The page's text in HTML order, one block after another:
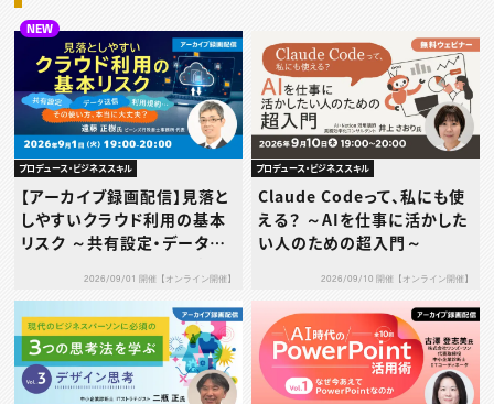
NEW
プロデュース・ビジネススキル
【アーカイブ録画配信】見落と
しやすいクラウド利用の基本
リスク ～共有設定・データ送
当に大丈夫？～2026/09/01 開催【オンライン開催】
プロデュース・ビジネススキル
Claude Codeって、私にも使
える？ ～AIを仕事に活かした
い人のための超入門～
2026/09/10 開催【オンライン開催】